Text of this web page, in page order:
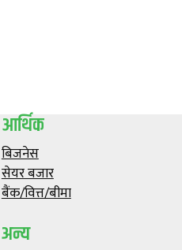
आर्थिक
बिजनेस
सेयर बजार
बैंक/वित्त/बीमा
अन्य